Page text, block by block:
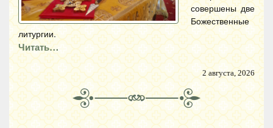
совершены две
Божественные
литургии.
Читать…
2 августа, 2026